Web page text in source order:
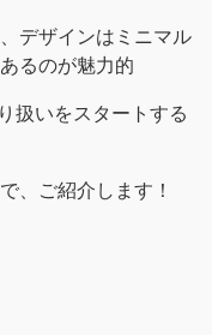
デザインはミニマル
るのが魅力的
扱いをスタートする
、ご紹介します！